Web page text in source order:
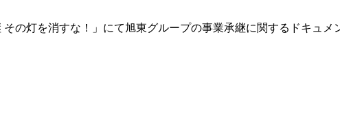
の灯を消すな！」にて旭東グループの事業承継に関するドキュメ